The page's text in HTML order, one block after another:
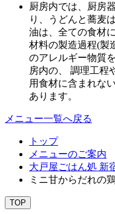
厨房内では、厨房
り、うどんと蕎麦
油は、全ての食材
材料の製造過程(製
のアレルギー物質
房内の、 調理工程
用食材に含まれな
あります。
メニュー一覧へ戻る
トップ
メニューのご案内
大戸屋ごはん処 新
ミニ甘からだれの
TOP